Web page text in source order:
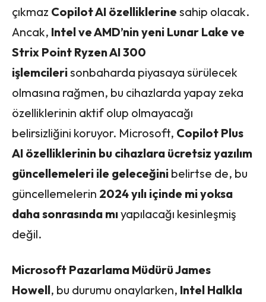
çıkmaz Copilot AI özelliklerine sahip olacak.
Ancak, Intel ve AMD’nin yeni Lunar Lake ve
Strix Point Ryzen AI 300
işlemcilerisonbaharda piyasaya sürülecek
olmasına rağmen, bu cihazlarda yapay zeka
özelliklerinin aktif olup olmayacağı
belirsizliğini koruyor. Microsoft, Copilot Plus
AI özelliklerinin bu cihazlara ücretsiz yazılım
güncellemeleri ile geleceğini belirtse de, bu
güncellemelerin 2024 yılı içinde mi yoksa
daha sonrasında mıyapılacağı kesinleşmiş
değil.
Microsoft Pazarlama Müdürü James
Howell, bu durumu onaylarken, Intel Halkla